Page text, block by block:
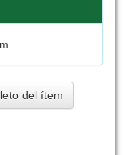
del ítem